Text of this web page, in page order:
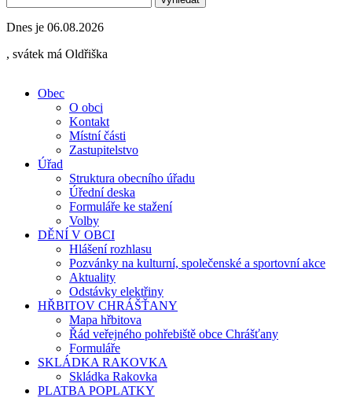
Dnes je 06.08.2026
, svátek má Oldřiška
Obec
O obci
Kontakt
Místní části
Zastupitelstvo
Úřad
Struktura obecního úřadu
Úřední deska
Formuláře ke stažení
Volby
DĚNÍ V OBCI
Hlášení rozhlasu
Pozvánky na kulturní, společenské a sportovní akce
Aktuality
Odstávky elektřiny
HŘBITOV CHRÁŠŤANY
Mapa hřbitova
Řád veřejného pohřebiště obce Chrášťany
Formuláře
SKLÁDKA RAKOVKA
Skládka Rakovka
PLATBA POPLATKY